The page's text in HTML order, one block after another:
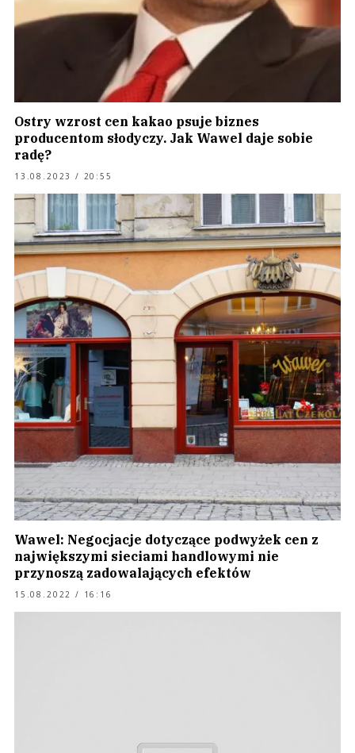
Ostry wzrost cen kakao psuje biznes
producentom słodyczy. Jak Wawel daje sobie
radę?
13.08.2023 / 20:55
Wawel: Negocjacje dotyczące podwyżek cen z
największymi sieciami handlowymi nie
przynoszą zadowalających efektów
15.08.2022 / 16:16